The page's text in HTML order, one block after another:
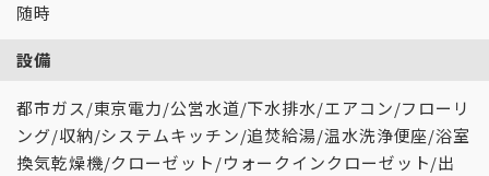
随時
設備
都市ガス/東京電力/公営水道/下水排水/エアコン/フローリ
ング/収納/システムキッチン/追焚給湯/温水洗浄便座/浴室
換気乾燥機/クローゼット/ウォークインクローゼット/出